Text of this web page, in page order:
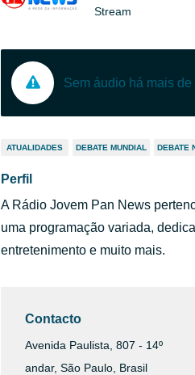
Stream
Sem áudio há mais
ATUALIDADES DEBATE MUNDIAL DEBATE
Perfil
A Rádio Jovem Pan News
uma programação variada,
entretenimento e muito mais.
Contacto
Avenida Paulista, 807 - 14º
andar, São Paulo, Brasil